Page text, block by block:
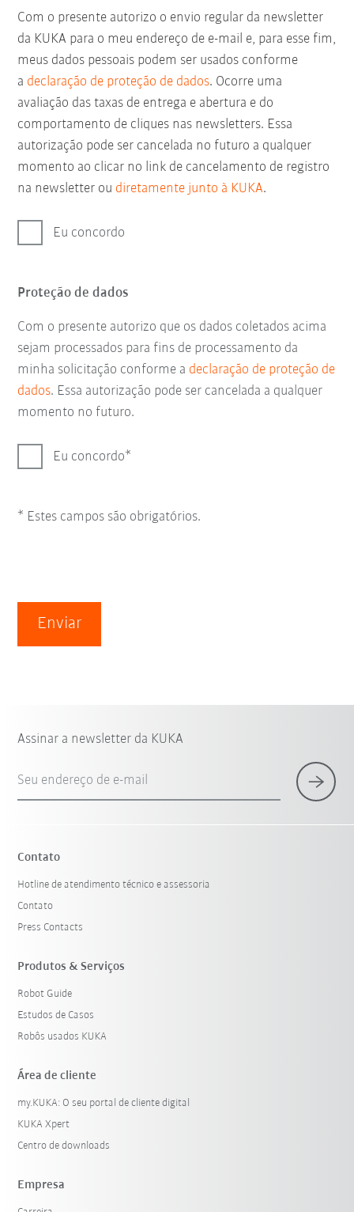
Com o presente autorizo o envio regular da newsletter
da KUKA para o meu endereço de e-mail e, para esse fim,
meus dados pessoais podem ser usados conforme
a declaração de proteção de dados. Ocorre uma
avaliação das taxas de entrega e abertura e do
comportamento de cliques nas newsletters. Essa
autorização pode ser cancelada no futuro a qualquer
momento ao clicar no link de cancelamento de registro
na newsletter ou diretamente junto à KUKA.
Eu concordo
Proteção de dados
Com o presente autorizo que os dados coletados acima
sejam processados para fins de processamento da
minha solicitação conforme a declaração de proteção de
dados. Essa autorização pode ser cancelada a qualquer
momento no futuro.
Eu concordo
* Estes campos são obrigatórios.
Enviar
Assinar a newsletter da KUKA
Seu endereço de e-mail
Contato
Hotline de atendimento técnico e assessoria
Contato
Press Contacts
Produtos & Serviços
Robot Guide
Estudos de Casos
Robôs usados KUKA
Área de cliente
my.KUKA: O seu portal de cliente digital
KUKA Xpert
Centro de downloads
Empresa